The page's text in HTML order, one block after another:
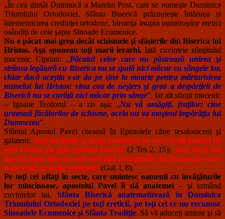
„În cea dintâi Duminică a Marelui Post, care se numeşte Duminica
Triumfului Ortodoxiei, Sfânta Biserică prăznuieşte întărirea şi
întemeinicirea credinţei ortodoxe, biruinţa asupra numeroşilor eretici
osândiţi de cele şapte Sinoade Ecumenice.
Nu e păcat mai greu decât schismele şi sfâşierile din Biserica lui
Hristos. Aşa spuneau toţi marii ierarhi.Iată cuvintele sfinţitului
mucenic Ciprian: „Păcatul celor care nu păstrează unirea şi
strânsa legătură cu Biserica nu se spală nici măcar cu sângele lor,
chiar dacă aceştia s-ar da pe sine la moarte pentru mărturisirea
numelui lui Hristos: vina cea de neşters şi grea a despărţirii de
Biserică nu se curăţă nici măcar prin sânge”. Iar alt sfinţit mucenic
– Ignatie Teoforul – a zis aşa: „Nu vă amăgiţi, fraţilor: cine
urmează făcătorilor de schisme, acela nu va moşteni împărăţia lui
Dumnezeu”.
Sfântul Apostol Pavel cheamă în Epistolele către tesaloniceni şi
galateni: Staţi neclintiţi şi ţineţi predaniile pe care le-aţi învăţat fie
prin cuvânt, fie prin epistola noastră (2 Tes 2, 15);chiar dacă noi
sau un înger din cer v-ar vesti altă Evanghelie decât aceea pe care
v-am vestit-o, să fie anatema! (Gal. l, 8).
Pe toţi cei aflaţi în secte, care smintesc oamenii cu învăţăturile
lor mincinoase, apostolul Pavel îi dă anatemei – şi urmând
cuvintelor lui,
Sfânta Biserică anatematizează în Duminica
Triumfului Ortodoxiei pe toţi ereticii, pe toţi cei ce nu recunosc
Sinoadele Ecumenice şi Sfânta Tradiţie. Să vă aduceţi aminte şi să